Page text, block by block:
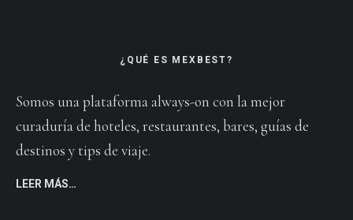
¿QUÉ ES MEXBEST?
Somos una plataforma always-on con la mejor
curaduría de hoteles, restaurantes, bares, guías de
destinos y tips de viaje.
LEER MÁS…